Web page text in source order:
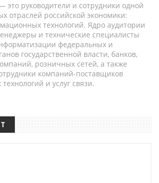
это руководители и сотрудники одной
отраслей российской экономики:
технологий. Ядро аудитории
и технические специалисты
федеральных и
государственной власти, банков,
розничных сетей, а также
компаний-поставщиков
и услуг связи.